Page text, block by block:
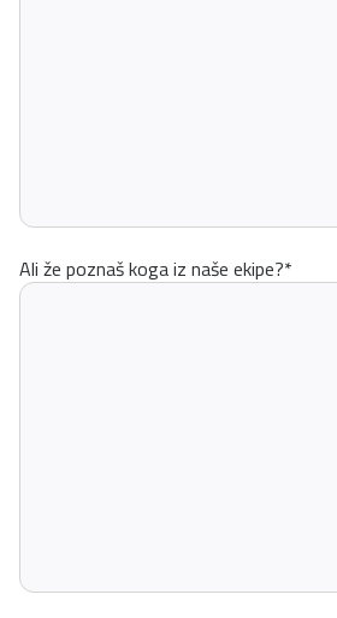
Ali že poznaš koga iz naše ekipe?*